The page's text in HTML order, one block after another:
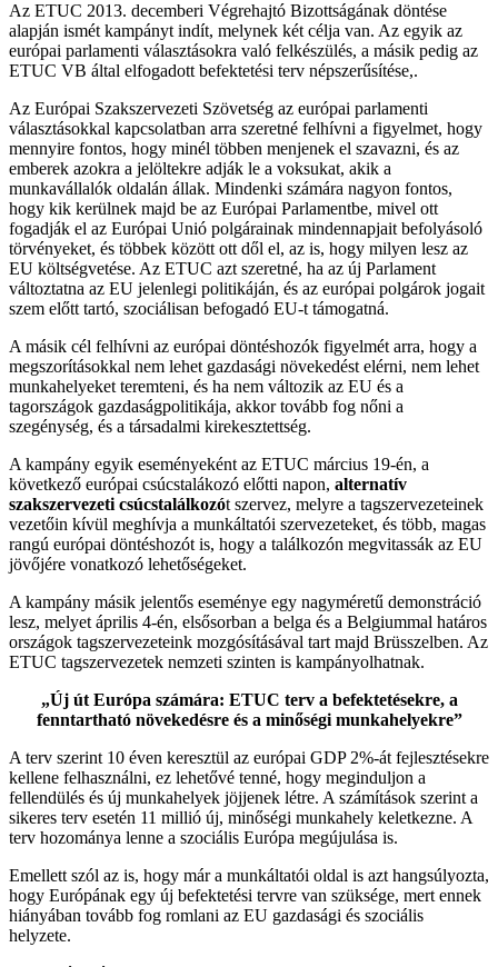
Az ETUC 2013. decemberi Végrehajtó Bizottságának döntése
alapján ismét kampányt indít, melynek két célja van. Az egyik az
európai parlamenti választásokra való felkészülés, a másik pedig az
ETUC VB által elfogadott befektetési terv népszerűsítése,.
Az Európai Szakszervezeti Szövetség az európai parlamenti
választásokkal kapcsolatban arra szeretné felhívni a figyelmet, hogy
mennyire fontos, hogy minél többen menjenek el szavazni, és az
emberek azokra a jelöltekre adják le a voksukat, akik a
munkavállalók oldalán állak. Mindenki számára nagyon fontos,
hogy kik kerülnek majd be az Európai Parlamentbe, mivel ott
fogadják el az Európai Unió polgárainak mindennapjait befolyásoló
törvényeket, és többek között ott dől el, az is, hogy milyen lesz az
EU költségvetése. Az ETUC azt szeretné, ha az új Parlament
változtatna az EU jelenlegi politikáján, és az európai polgárok jogait
szem előtt tartó, szociálisan befogadó EU-t támogatná.
A másik cél felhívni az európai döntéshozók figyelmét arra, hogy a
megszorításokkal nem lehet gazdasági növekedést elérni, nem lehet
munkahelyeket teremteni, és ha nem változik az EU és a
tagországok gazdaságpolitikája, akkor tovább fog nőni a
szegénység, és a társadalmi kirekesztettség.
A kampány egyik eseményeként az ETUC március 19-én, a
következő európai csúcstalákozó előtti napon, alternatív
szakszervezeti csúcstalálkozót szervez, melyre a tagszervezeteinek
vezetőin kívül meghívja a munkáltatói szervezeteket, és több, magas
rangú európai döntéshozót is, hogy a találkozón megvitassák az EU
jövőjére vonatkozó lehetőségeket.
A kampány másik jelentős eseménye egy nagyméretű demonstráció
lesz, melyet április 4-én, elsősorban a belga és a Belgiummal határos
országok tagszervezeteink mozgósításával tart majd Brüsszelben. Az
ETUC tagszervezetek nemzeti szinten is kampányolhatnak.
„Új út Európa számára: ETUC terv a befektetésekre, a
fenntartható növekedésre és a minőségi munkahelyekre”
A terv szerint 10 éven keresztül az európai GDP 2%-át fejlesztésekre
kellene felhasználni, ez lehetővé tenné, hogy meginduljon a
fellendülés és új munkahelyek jöjjenek létre. A számítások szerint a
sikeres terv esetén 11 millió új, minőségi munkahely keletkezne. A
terv hozománya lenne a szociális Európa megújulása is.
Emellett szól az is, hogy már a munkáltatói oldal is azt hangsúlyozta,
hogy Európának egy új befektetési tervre van szüksége, mert ennek
hiányában tovább fog romlani az EU gazdasági és szociális
helyzete.